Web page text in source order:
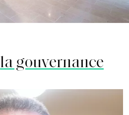
la gouvernance